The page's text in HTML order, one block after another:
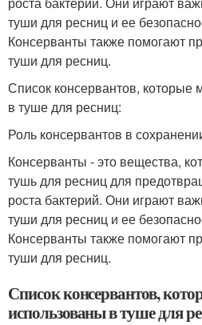
туши для ресниц и ее
Консерванты также помогают
туши для ресниц.
Список консервантов, которые
в туше для ресниц:
Роль консервантов в
Консерванты - это вещества,
тушь для ресниц для
роста бактерий. Они играют
туши для ресниц и ее
Консерванты также помогают
туши для ресниц.
Список консервантов,
использованы в туше для